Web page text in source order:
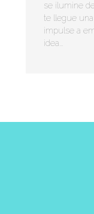
se ilumine
te llegue
impulse a
idea...